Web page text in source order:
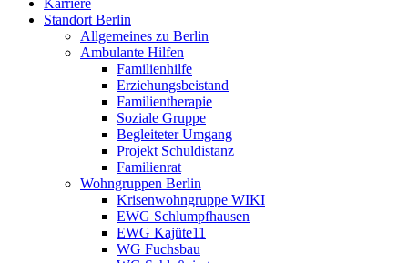
Karriere
Standort Berlin
Allgemeines zu Berlin
Ambulante Hilfen
Familienhilfe
Erziehungsbeistand
Familientherapie
Soziale Gruppe
Begleiteter Umgang
Projekt Schuldistanz
Familienrat
Wohngruppen Berlin
Krisenwohngruppe WIKI
EWG Schlumpfhausen
EWG Kajüte11
WG Fuchsbau